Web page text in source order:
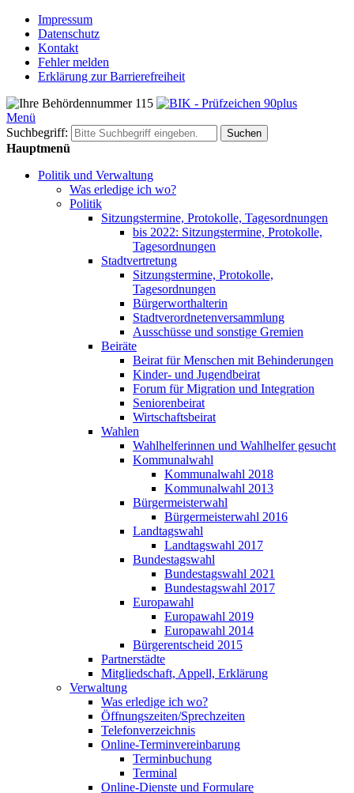
Impressum
Datenschutz
Kontakt
Fehler melden
Erklärung zur Barrierefreiheit
Menü
Suchbegriff:
Suchen
Hauptmenü
Politik und Verwaltung
Was erledige ich wo?
Politik
Sitzungstermine, Protokolle, Tagesordnungen
bis 2022: Sitzungstermine, Protokolle,
Tagesordnungen
Stadtvertretung
Sitzungstermine, Protokolle,
Tagesordnungen
Bürgerworthalterin
Stadtverordnetenversammlung
Ausschüsse und sonstige Gremien
Beiräte
Beirat für Menschen mit Behinderungen
Kinder- und Jugendbeirat
Forum für Migration und Integration
Seniorenbeirat
Wirtschaftsbeirat
Wahlen
Wahlhelferinnen und Wahlhelfer gesucht
Kommunalwahl
Kommunalwahl 2018
Kommunalwahl 2013
Bürgermeisterwahl
Bürgermeisterwahl 2016
Landtagswahl
Landtagswahl 2017
Bundestagswahl
Bundestagswahl 2021
Bundestagswahl 2017
Europawahl
Europawahl 2019
Europawahl 2014
Bürgerentscheid 2015
Partnerstädte
Mitgliedschaft, Appell, Erklärung
Verwaltung
Was erledige ich wo?
Öffnungszeiten/Sprechzeiten
Telefonverzeichnis
Online-Terminvereinbarung
Terminbuchung
Terminal
Online-Dienste und Formulare